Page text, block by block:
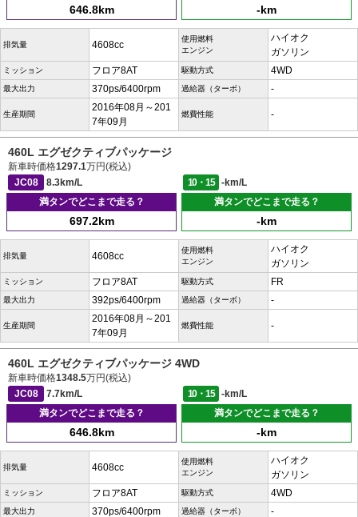
646.8km -km
排気量 4608cc
使用燃料
エンジン
ハイオク
ガソリン
ミッション フロア8AT 駆動方式 4WD
最大出力 370ps/6400rpm 過給器（ターボ） -
生産期間
2016年08月～201
7年09月
燃費性能 -
460L エグゼクティブパッケージ
新車時価格1297.1万円(税込)
JC08
8.3km/L 10・15
-km/L
満タンでどこまで走る？
697.2km
満タンでどこまで走る？
-km
排気量 4608cc
使用燃料
エンジン
ハイオク
ガソリン
ミッション フロア8AT 駆動方式 FR
最大出力 392ps/6400rpm 過給器（ターボ） -
生産期間
2016年08月～201
7年09月
燃費性能 -
460L エグゼクティブパッケージ 4WD
新車時価格1348.5万円(税込)
JC08
7.7km/L 10・15
-km/L
満タンでどこまで走る？
646.8km
満タンでどこまで走る？
-km
排気量 4608cc
使用燃料
エンジン
ハイオク
ガソリン
ミッション フロア8AT 駆動方式 4WD
最大出力 370ps/6400rpm 過給器（ターボ） -